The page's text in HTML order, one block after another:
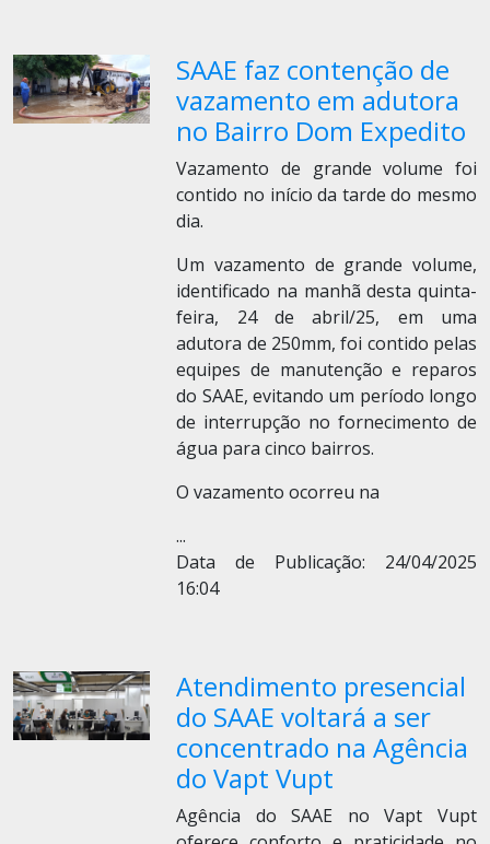
SAAE faz contenção de
vazamento em adutora
no Bairro Dom Expedito
Vazamento de grande volume foi
contido no início da tarde do mesmo
dia.
Um vazamento de grande volume,
identificado na manhã desta quinta-
feira, 24 de abril/25, em uma
adutora de 250mm, foi contido pelas
equipes de manutenção e reparos
do SAAE, evitando um período longo
de interrupção no fornecimento de
água para cinco bairros.
O vazamento ocorreu na
...
Data de Publicação: 24/04/2025
16:04
Atendimento presencial
do SAAE voltará a ser
concentrado na Agência
do Vapt Vupt
Agência do SAAE no Vapt Vupt